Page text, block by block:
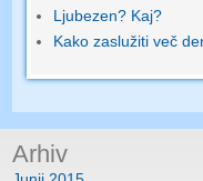
Ljubezen? Kaj?
Kako zaslužiti več
Arhiv